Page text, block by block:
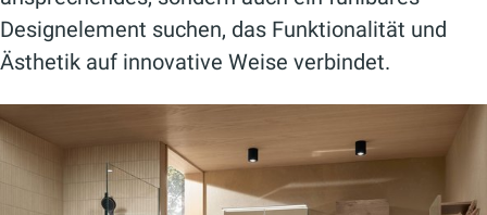
Designelement suchen, das Funktionalität und
Ästhetik auf innovative Weise verbindet.